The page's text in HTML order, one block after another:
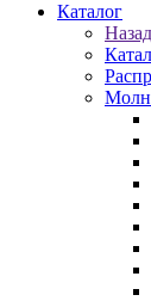
Каталог
Назад